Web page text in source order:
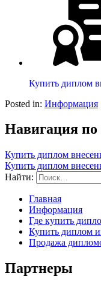
Купить диплом
Posted in: Информация
Навигация по
Купить диплом
Купить диплом
Найти:
Главная
Информация
Где купить
Купить диплом
Продажа
Партнеры